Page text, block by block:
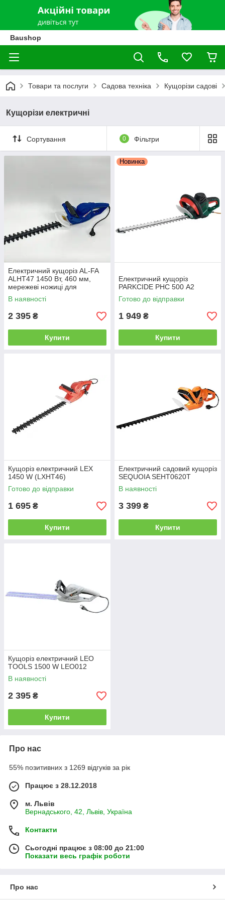
Baushop
Товари та послуги Садова техніка Кущорізи садові
Кущорізи електричні
Сортування 0 Фільтри
Електричний кущоріз AL-FA
ALHT47 1450 Вт, 460 мм,
мережеві ножиці для
живоплоту, кущів і гілок до 16
мм
В наявності
2 395 ₴
Купити
Новинка
Електричний кущоріз
PARKCIDE PHС 500 A2
Готово до відправки
1 949 ₴
Купити
Кущоріз електричний LEX
1450 W (LXHT46)
Готово до відправки
1 695 ₴
Купити
Електричний садовий кущоріз
SEQUOIA SEHT0620T
В наявності
3 399 ₴
Купити
Кущоріз електричний LEO
TOOLS 1500 W LEO012
В наявності
2 395 ₴
Купити
Про нас
55% позитивних з 1269 відгуків за рік
Працює з 28.12.2018
м. Львів
Вернадського, 42, Львів, Україна
Контакти
Сьогодні працює з 08:00 до 21:00
Показати весь графік роботи
Про нас